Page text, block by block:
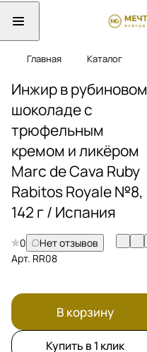
Главная Каталог
Инжир в рубиновом
шоколаде с
трюфельным
кремом и ликёром
Marc de Cava Ruby
Rabitos Royale №8,
142 г / Испания
0
Нет отзывов
Арт. RR08
В корзину
Купить в 1 клик